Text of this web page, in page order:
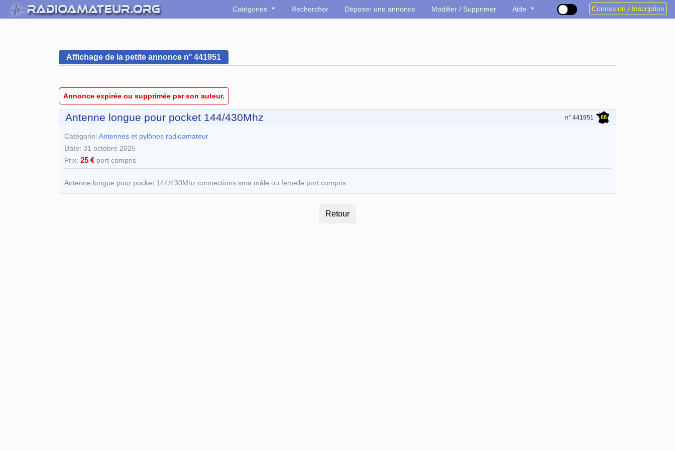
Catégories Rechercher Déposer une annonce Modifier / Supprimer Aide Connexion / Inscription
Affichage de la petite annonce n° 441951
Annonce expirée ou supprimée par son auteur.
Antenne longue pour pocket 144/430Mhz n° 441951 68
Catégorie: Antennes et pylônes radioamateur
Date: 31 octobre 2025
Prix: 25 € port compris
Antenne longue pour pocket 144/430Mhz connections sma mâle ou femelle port compris